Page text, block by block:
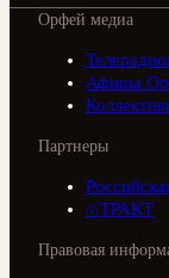
Орфей медиа
Афиша
Партнеры
///ТРАКТ
Правовая